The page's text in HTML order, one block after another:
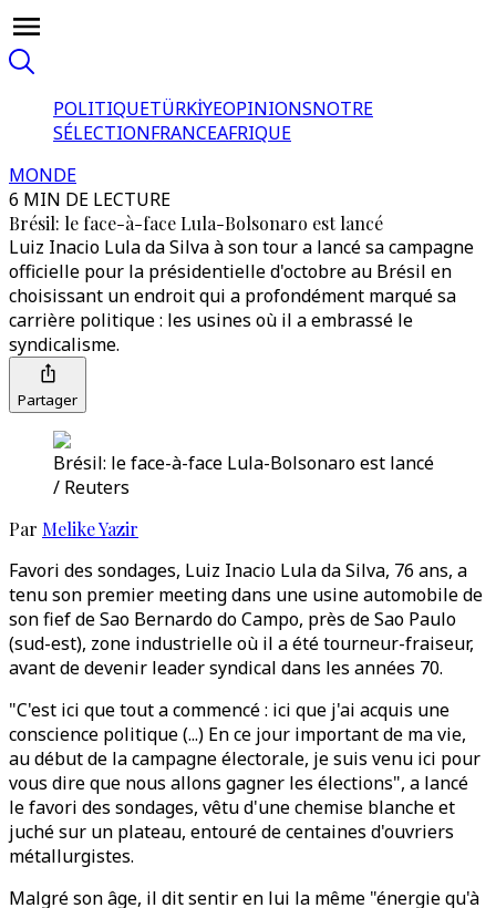
POLITIQUETÜRKİYEOPINIONSNOTRE
SÉLECTIONFRANCEAFRIQUE
MONDE
6 MIN DE LECTURE
Brésil: le face-à-face Lula-Bolsonaro est lancé
Luiz Inacio Lula da Silva à son tour a lancé sa campagne
officielle pour la présidentielle d'octobre au Brésil en
choisissant un endroit qui a profondément marqué sa
carrière politique : les usines où il a embrassé le
syndicalisme.
Partager
Brésil: le face-à-face Lula-Bolsonaro est lancé
/ Reuters
Par Melike Yazir
Favori des sondages, Luiz Inacio Lula da Silva, 76 ans, a
tenu son premier meeting dans une usine automobile de
son fief de Sao Bernardo do Campo, près de Sao Paulo
(sud-est), zone industrielle où il a été tourneur-fraiseur,
avant de devenir leader syndical dans les années 70.
"C'est ici que tout a commencé : ici que j'ai acquis une
conscience politique (...) En ce jour important de ma vie,
au début de la campagne électorale, je suis venu ici pour
vous dire que nous allons gagner les élections", a lancé
le favori des sondages, vêtu d'une chemise blanche et
juché sur un plateau, entouré de centaines d'ouvriers
métallurgistes.
Malgré son âge, il dit sentir en lui la même "énergie qu'à